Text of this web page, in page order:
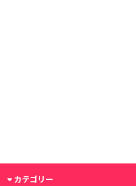
カテゴリー